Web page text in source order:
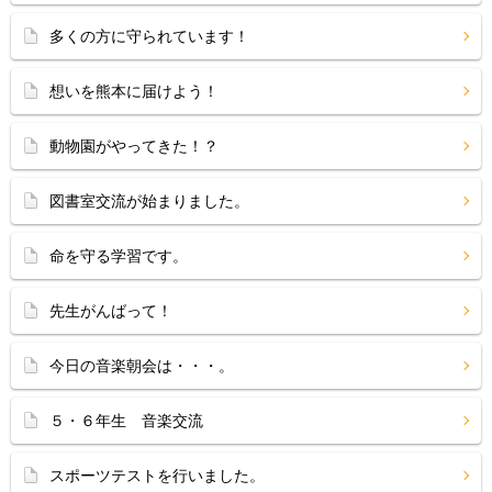
多くの方に守られています！
想いを熊本に届けよう！
動物園がやってきた！？
図書室交流が始まりました。
命を守る学習です。
先生がんばって！
今日の音楽朝会は・・・。
５・６年生 音楽交流
スポーツテストを行いました。